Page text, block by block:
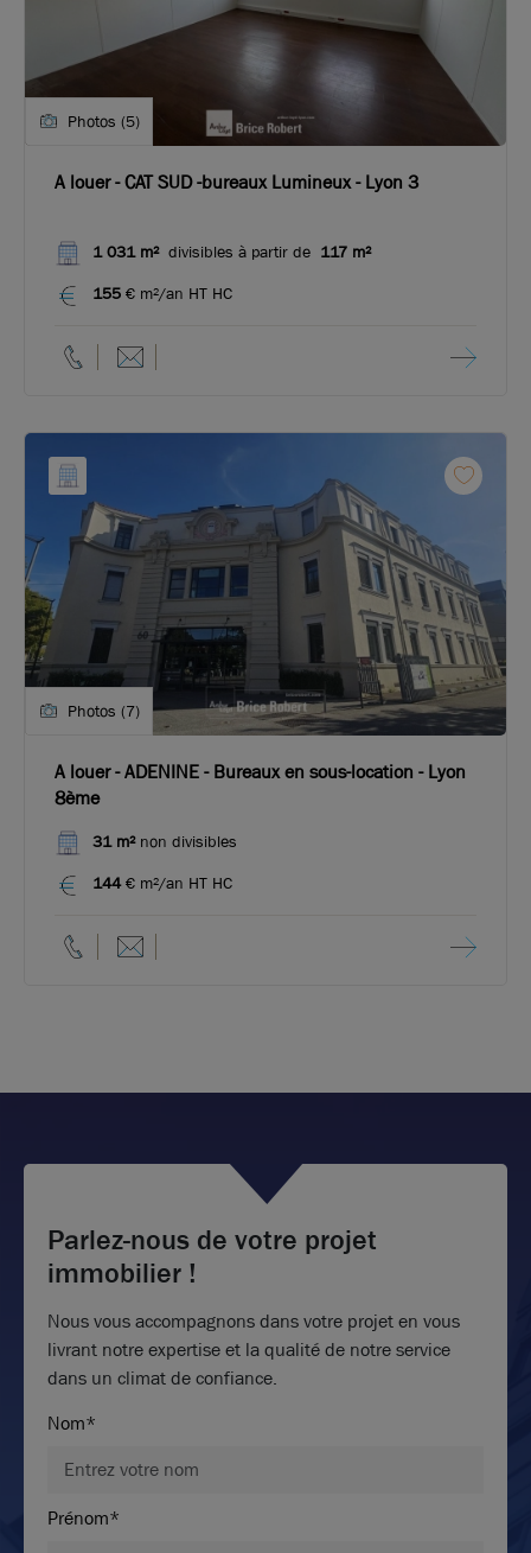
Photos (5)
A louer - CAT SUD -bureaux Lumineux - Lyon 3
1 031 m²divisibles à partir de 117 m²
155 € m²/an HT HC
Photos (7)
A louer - ADENINE - Bureaux en sous-location - Lyon
8ème
31 m²non divisibles
144€ m²/an HT HC
Parlez-nous de votre projet
immobilier !
Nous vous accompagnons dans votre projet en vous
livrant notre expertise et la qualité de notre service
dans un climat de confiance.
Nom*
Prénom*